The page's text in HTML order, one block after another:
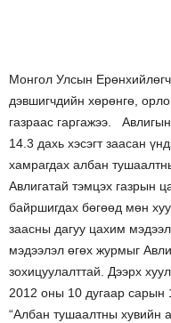
Монгол Улсын
дэвшигчдийн хөрөнгө,
газраас гаргажээ.
14.3 дахь хэсэгт заасан
хамрагдах албан
Авлигатай тэмцэх газрын
байршигдах бөгөөд мөн
заасны дагуу цахим
мэдээлэл өгөх журмыг
зохицуулалттай. Дээрх
2012 оны 10 дугаар сарын
“Албан тушаалтны хувийн